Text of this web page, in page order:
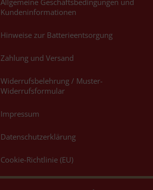
Allgemeine Geschäftsbedingungen und
Kundeninformationen
Hinweise zur Batterieentsorgung
Zahlung und Versand
Widerrufsbelehrung / Muster-
Widerrufsformular
Impressum
Datenschutzerklärung
Cookie-Richtlinie (EU)